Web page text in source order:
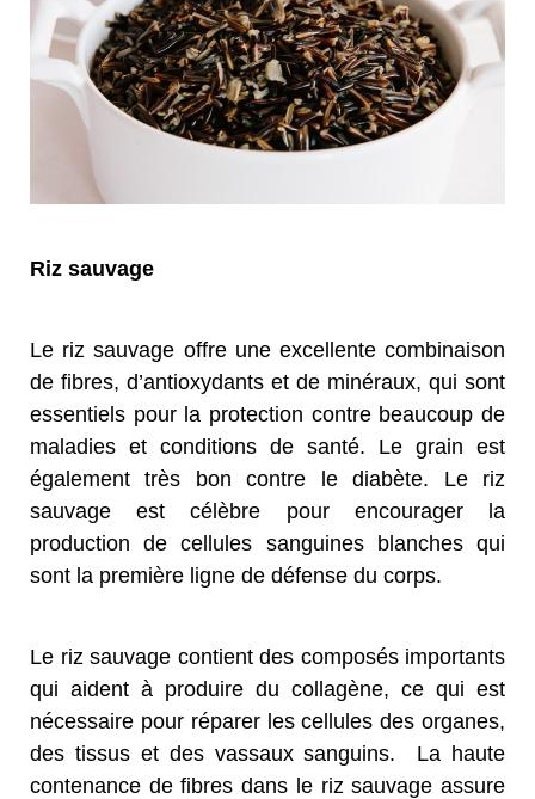
Riz sauvage
Le riz sauvage offre une excellente combinaison
de fibres, d’antioxydants et de minéraux, qui sont
essentiels pour la protection contre beaucoup de
maladies et conditions de santé. Le grain est
également très bon contre le diabète. Le riz
sauvage est célèbre pour encourager la
production de cellules sanguines blanches qui
sont la première ligne de défense du corps.
Le riz sauvage contient des composés importants
qui aident à produire du collagène, ce qui est
nécessaire pour réparer les cellules des organes,
des tissus et des vassaux sanguins. La haute
contenance de fibres dans le riz sauvage assure